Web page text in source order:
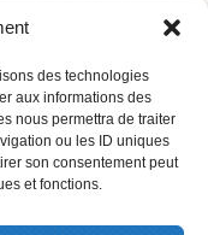
des technologies
aux informations des
nous permettra de traiter
ou les ID uniques
son consentement peut
et fonctions.